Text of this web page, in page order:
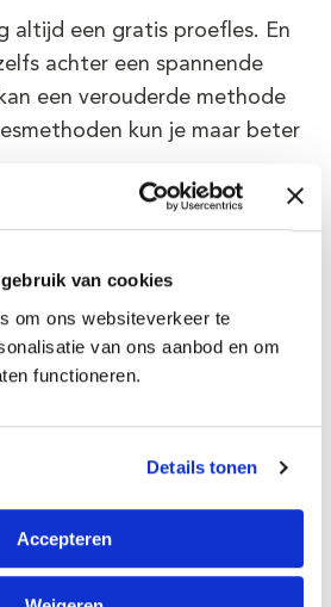
van cookies
om ons websiteverkeer te
van ons aanbod en om
functioneren.
Details tonen
Accepteren
altijd een gratis proefles. En
achter een spannende
een verouderde methode
kun je maar beter
lesboeken of ringbanden.
en boek. Dit doet niet alleen
van blindtypen, het is ook
de rug.
Deze blinken nogal eens
aan het unieke van ieder
weinig stimulerend.